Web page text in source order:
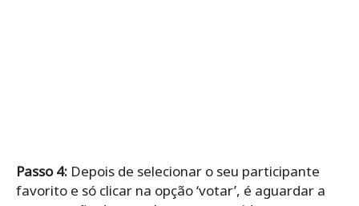
Passo 4: Depois de selecionar o seu participante
favorito e só clicar na opção ‘votar’, é aguardar a